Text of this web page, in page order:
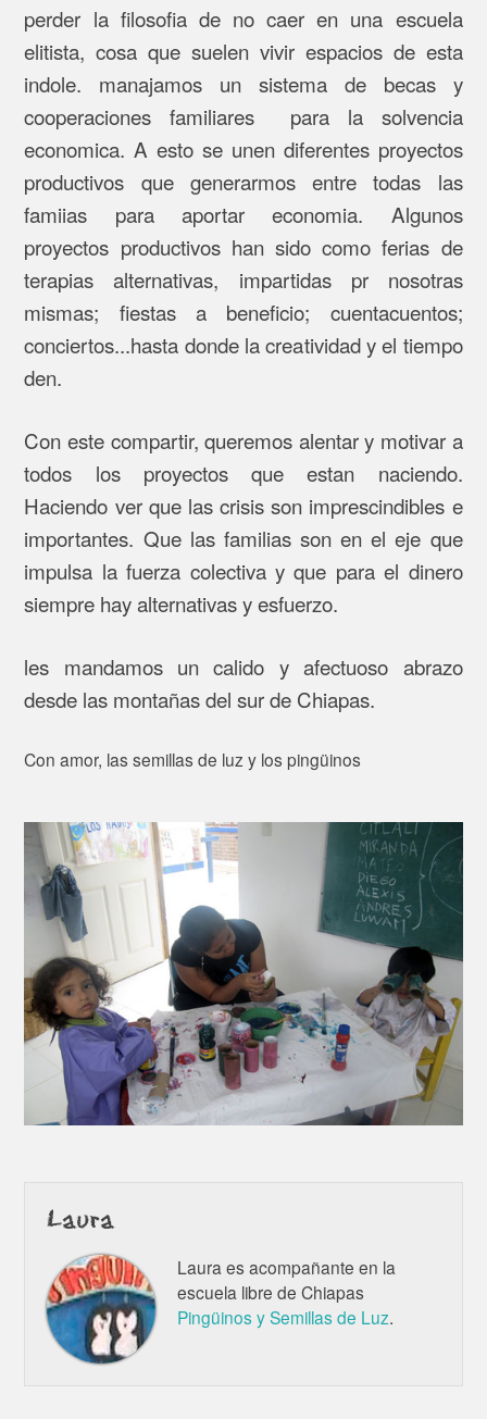
perder la filosofia de no caer en una escuela
elitista, cosa que suelen vivir espacios de esta
indole. manajamos un sistema de becas y
cooperaciones familiares para la solvencia
economica. A esto se unen diferentes proyectos
productivos que generarmos entre todas las
famiias para aportar economia. Algunos
proyectos productivos han sido como ferias de
terapias alternativas, impartidas pr nosotras
mismas; fiestas a beneficio; cuentacuentos;
conciertos...hasta donde la creatividad y el tiempo
den.
Con este compartir, queremos alentar y motivar a
todos los proyectos que estan naciendo.
Haciendo ver que las crisis son imprescindibles e
importantes. Que las familias son en el eje que
impulsa la fuerza colectiva y que para el dinero
siempre hay alternativas y esfuerzo.
les mandamos un calido y afectuoso abrazo
desde las montañas del sur de Chiapas.
Con amor, las semillas de luz y los pingüinos
Laura
Laura es acompañante en la
escuela libre de Chiapas
Pingüinos y Semillas de Luz.